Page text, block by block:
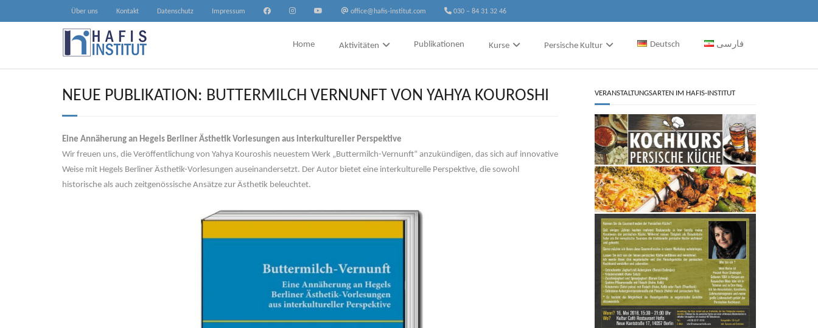
to
Über uns Kontakt Datenschutz Impressum office@hafis-institut.com 030 – 84 31 32 46
Home Aktivitäten Publikationen Kurse Persische Kultur Deutsch فارسی
NEUE PUBLIKATION: BUTTERMILCH VERNUNFT VON YAHYA KOUROSHI
Eine Annäherung an Hegels Berliner Ästhetik Vorlesungen aus interkultureller Perspektive
Wir freuen uns, die Veröffentlichung von Yahya Kouroshis neuestem Werk „Buttermilch-Vernunft“ anzukündigen, das sich auf innovative
Weise mit Hegels Berliner Ästhetik-Vorlesungen auseinandersetzt. Der Autor bietet eine interkulturelle Perspektive, die sowohl
historische als auch zeitgenössische Ansätze zur Ästhetik beleuchtet.
VERANSTALTUNGSARTEN IM HAFIS-INSTITUT